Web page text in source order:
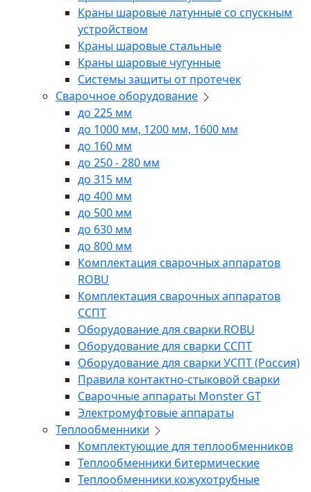
Краны шаровые латунные со спускным
устройством
Краны шаровые стальные
Краны шаровые чугунные
Системы защиты от протечек
Сварочное оборудование
до 225 мм
до 1000 мм, 1200 мм, 1600 мм
до 160 мм
до 250 - 280 мм
до 315 мм
до 400 мм
до 500 мм
до 630 мм
до 800 мм
Комплектация сварочных аппаратов
ROBU
Комплектация сварочных аппаратов
ССПТ
Оборудование для сварки ROBU
Оборудование для сварки ССПТ
Оборудование для сварки УСПТ (Россия)
Правила контактно-стыковой сварки
Сварочные аппараты Monster GT
Электромуфтовые аппараты
Теплообменники
Комплектующие для теплообменников
Теплообменники битермические
Теплообменники кожухотрубные